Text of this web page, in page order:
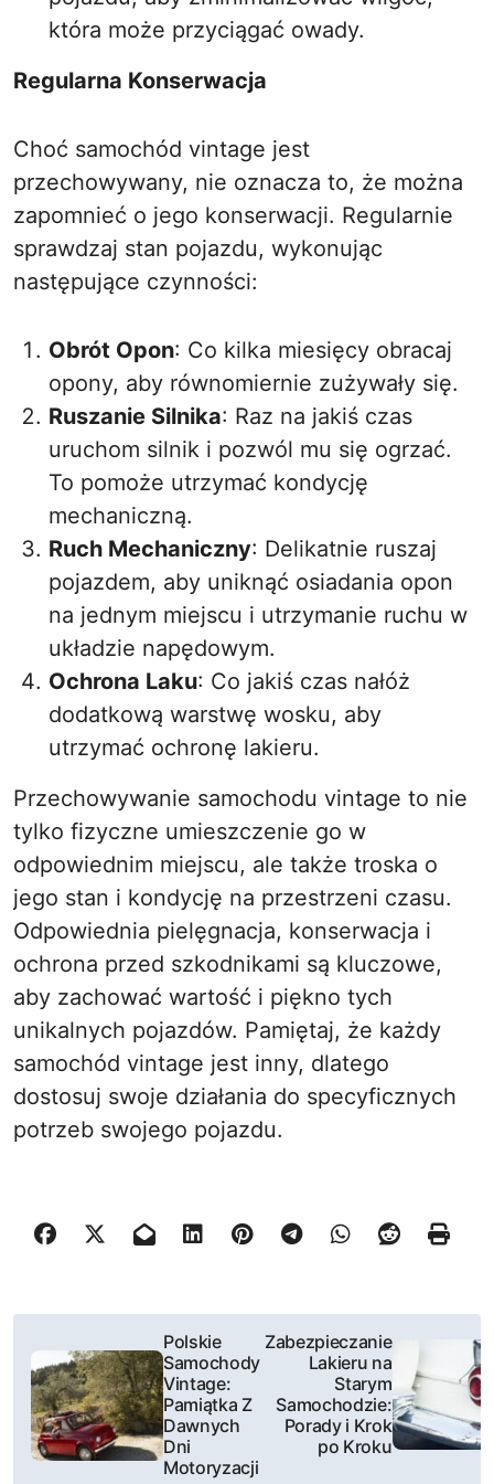
która może przyciągać owady.
Regularna Konserwacja
Choć samochód vintage jest
przechowywany, nie oznacza to, że można
zapomnieć o jego konserwacji. Regularnie
sprawdzaj stan pojazdu, wykonując
następujące czynności:
Obrót Opon: Co kilka miesięcy obracaj
opony, aby równomiernie zużywały się.
Ruszanie Silnika: Raz na jakiś czas
uruchom silnik i pozwól mu się ogrzać.
To pomoże utrzymać kondycję
mechaniczną.
Ruch Mechaniczny: Delikatnie ruszaj
pojazdem, aby uniknąć osiadania opon
na jednym miejscu i utrzymanie ruchu w
układzie napędowym.
Ochrona Laku: Co jakiś czas nałóż
dodatkową warstwę wosku, aby
utrzymać ochronę lakieru.
Przechowywanie samochodu vintage to nie
tylko fizyczne umieszczenie go w
odpowiednim miejscu, ale także troska o
jego stan i kondycję na przestrzeni czasu.
Odpowiednia pielęgnacja, konserwacja i
ochrona przed szkodnikami są kluczowe,
aby zachować wartość i piękno tych
unikalnych pojazdów. Pamiętaj, że każdy
samochód vintage jest inny, dlatego
dostosuj swoje działania do specyficznych
potrzeb swojego pojazdu.
w
Polskie
Samochody
Vintage:
Pamiątka Z
Dawnych
Dni
Motoryzacji
Zabezpieczanie
Lakieru na
Starym
Samochodzie:
Porady i Krok
po Kroku